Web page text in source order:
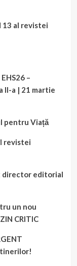
13 al revistei
–
II-a | 21 martie
pentru Viață
revistei
director editorial
un nou
CRITIC
tinerilor!